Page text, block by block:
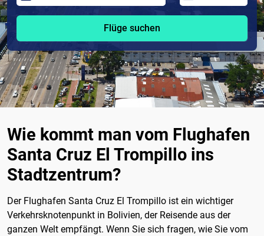
Flüge suchen
Wie kommt man vom Flughafen
Santa Cruz El Trompillo ins
Stadtzentrum?
Der Flughafen Santa Cruz El Trompillo ist ein wichtiger
Verkehrsknotenpunkt in Bolivien, der Reisende aus der
ganzen Welt empfängt. Wenn Sie sich fragen, wie Sie vom